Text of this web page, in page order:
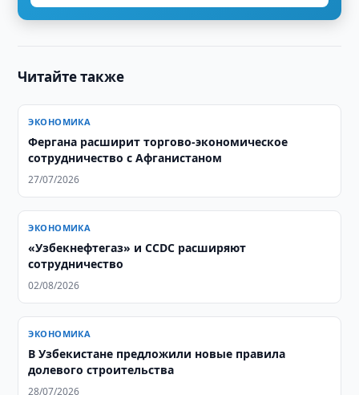
Читайте также
ЭКОНОМИКА
Фергана расширит торгово-экономическое
сотрудничество с Афганистаном
27/07/2026
ЭКОНОМИКА
«Узбекнефтегаз» и CCDC расширяют
сотрудничество
02/08/2026
ЭКОНОМИКА
В Узбекистане предложили новые правила
долевого строительства
28/07/2026